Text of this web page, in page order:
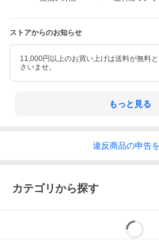
ストアからのお知らせ
11,000円以上のお買い上げは送料が無料
さいませ。
もっと見る
違反商品の申告
カテゴリから探す